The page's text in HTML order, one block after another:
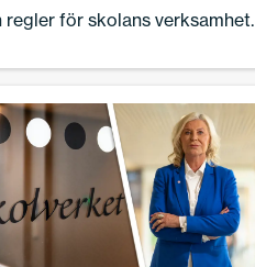
för skolans verksamhet.